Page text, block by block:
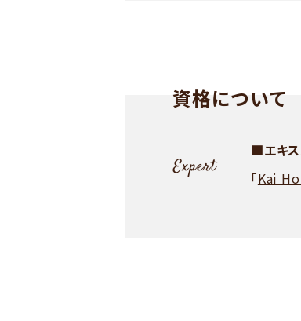
資格について
■エキ
「Kai